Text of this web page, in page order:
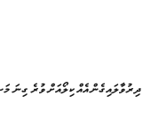
‏ދިރުވާލައިގެން އެއް ކިލޯއަށް ވުރެ ގިނަ